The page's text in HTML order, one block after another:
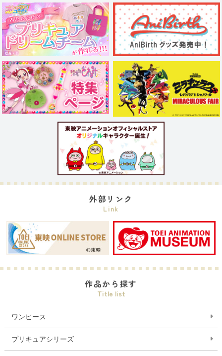
外部リンク
Link
作品から探す
Title list
ワンピース
プリキュアシリーズ